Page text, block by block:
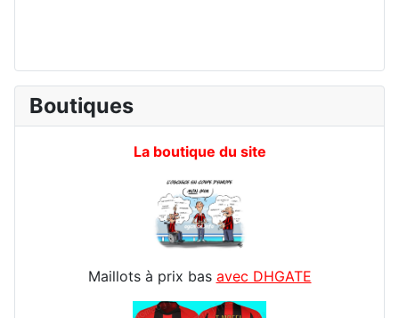
Boutiques
La boutique du site
Maillots à prix bas avec DHGATE